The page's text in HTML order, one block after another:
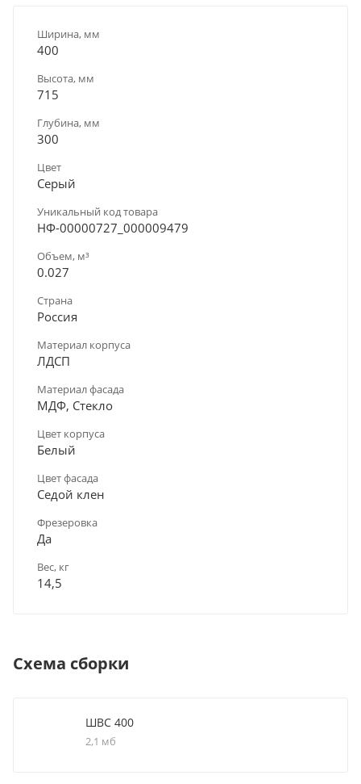
Ширина, мм
400
Высота, мм
715
Глубина, мм
300
Цвет
Серый
Уникальный код товара
НФ-00000727_000009479
Объем, м³
0.027
Страна
Россия
Материал корпуса
ЛДСП
Материал фасада
МДФ, Стекло
Цвет корпуса
Белый
Цвет фасада
Седой клен
Фрезеровка
Да
Вес, кг
14,5
Схема сборки
ШВС 400
2,1 мб